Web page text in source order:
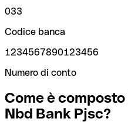
033
Codice banca
1234567890123456
Numero di conto
Come è
Nbd Bank Pjsc?